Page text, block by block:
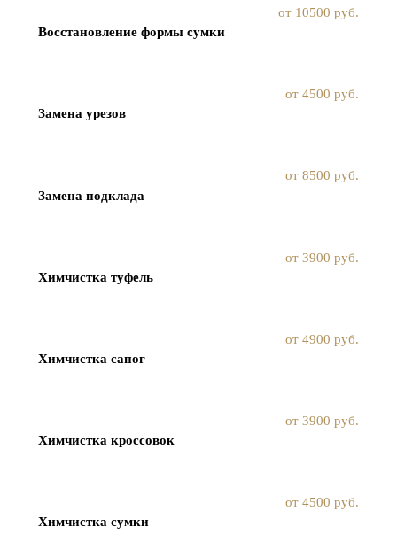
Восстановление формы сумки
от 10500 руб.
Замена урезов
от 4500 руб.
Замена подклада
от 8500 руб.
Химчистка туфель
от 3900 руб.
Химчистка сапог
от 4900 руб.
Химчистка кроссовок
от 3900 руб.
Химчистка сумки
от 4500 руб.